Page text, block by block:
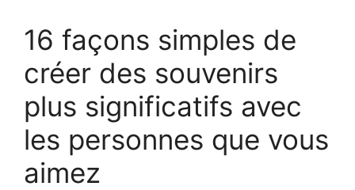
16 façons simples de
créer des souvenirs
plus significatifs avec
les personnes que vous
aimez